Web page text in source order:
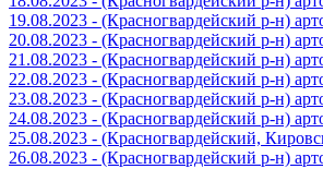
19.08.2023 - (Красногвардейский р-н)
20.08.2023 - (Красногвардейский р-н)
21.08.2023 - (Красногвардейский р-н)
22.08.2023 - (Красногвардейский р-н)
23.08.2023 - (Красногвардейский р-н)
24.08.2023 - (Красногвардейский р-н)
25.08.2023 - (Красногвардейский,
26.08.2023 - (Красногвардейский р-н)